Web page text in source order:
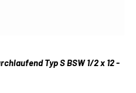
Typ S BSW 1/2 x 12 -